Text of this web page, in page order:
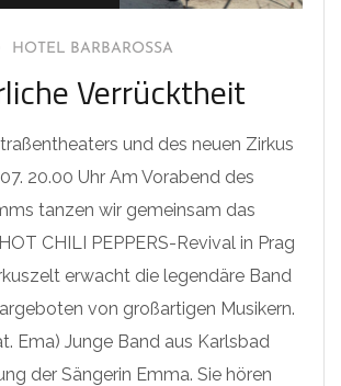
HOTEL BARBAROSSA
Verrücktheit
und des neuen Zirkus
20.00 Uhr Am Vorabend des
tanzen wir gemeinsam das
CHILI PEPPERS-Revival in Prag
erwacht die legendäre Band
von großartigen Musikern.
Ema) Junge Band aus Karlsbad
der Sängerin Emma. Sie hören